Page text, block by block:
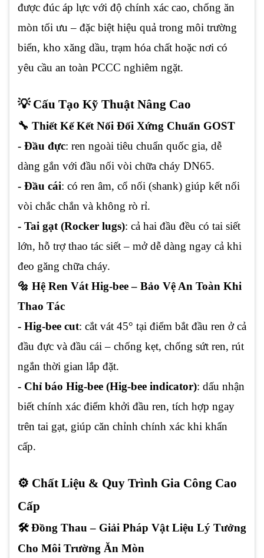
được đúc áp lực với độ chính xác cao, chống ăn
mòn tối ưu – đặc biệt hiệu quả trong môi trường
biển, kho xăng dầu, trạm hóa chất hoặc nơi có
yêu cầu an toàn PCCC nghiêm ngặt.
💡 Cấu Tạo Kỹ Thuật Nâng Cao
🔧 Thiết Kế Kết Nối Đối Xứng Chuẩn GOST
- Đầu đực: ren ngoài tiêu chuẩn quốc gia, dễ
dàng gắn với đầu nối vòi chữa cháy DN65.
- Đầu cái: có ren âm, cổ nối (shank) giúp kết nối
vòi chắc chắn và không rò rỉ.
- Tai gạt (Rocker lugs): cả hai đầu đều có tai siết
lớn, hỗ trợ thao tác siết – mở dễ dàng ngay cả khi
đeo găng chữa cháy.
🔩 Hệ Ren Vát Hig-bee – Bảo Vệ An Toàn Khi
Thao Tác
- Hig-bee cut: cắt vát 45° tại điểm bắt đầu ren ở cả
đầu đực và đầu cái – chống kẹt, chống sứt ren, rút
ngắn thời gian lắp đặt.
- Chỉ báo Hig-bee (Hig-bee indicator): dấu nhận
biết chính xác điểm khởi đầu ren, tích hợp ngay
trên tai gạt, giúp căn chỉnh chính xác khi khẩn
cấp.
⚙️ Chất Liệu & Quy Trình Gia Công Cao
Cấp
🛠️ Đồng Thau – Giải Pháp Vật Liệu Lý Tưởng
Cho Môi Trường Ăn Mòn